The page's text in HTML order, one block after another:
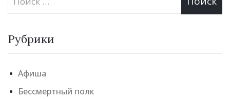
Рубрики
Афиша
Бессмертный полк